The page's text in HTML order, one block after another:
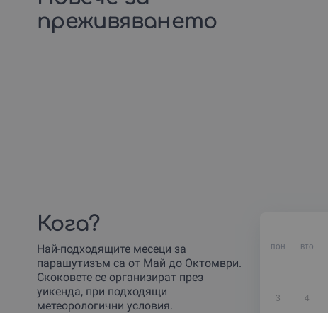
преживяването
Кога?
Най-подходящите месеци за
парашутизъм са от Май до Октомври.
Скоковете се организират през
уикенда, при подходящи
метеорологични условия.
пон вто
3 4